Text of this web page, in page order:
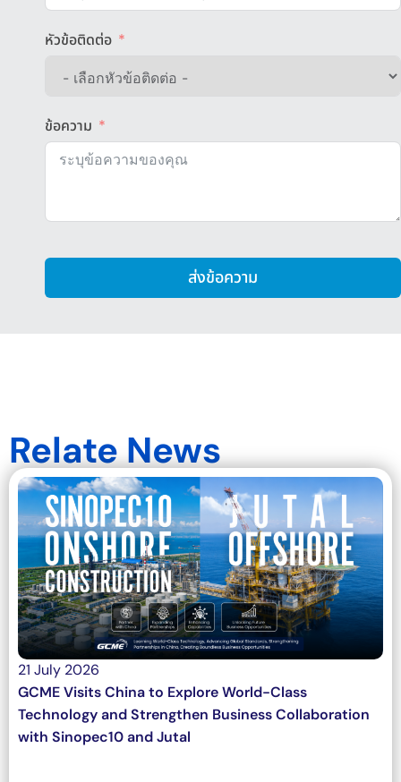
หัวข้อติดต่อ
ข้อความ
ส่งข้อความ
Relate News
21 July 2026
GCME Visits China to Explore World-Class
Technology and Strengthen Business Collaboration
with Sinopec10 and Jutal